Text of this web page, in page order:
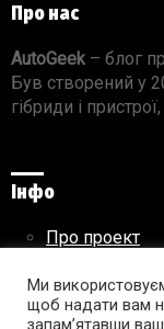
Про нас
AutoGeek– блог
Був створений у
гібриди і
Інфо
Про проект
Правила
Ми
щоб надати вам
запам’ятавши